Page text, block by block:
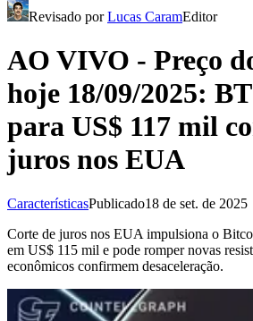
Revisado porLucas CaramEditor
AO VIVO - Preço
hoje 18/09/2025:
para US$ 117 mil
juros nos EUA
CaracterísticasPublicado18 de set. de 2025
Corte de juros nos EUA impulsiona o
em US$ 115 mil e pode romper novas
econômicos confirmem desaceleração.